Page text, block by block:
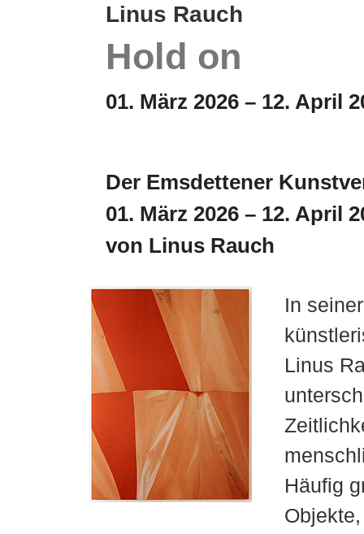
Linus Rauch
Hold on
01. März 2026 – 12. April
Der Emsdettener
01. März 2026 – 12. April
von Linus Rauch
In
Linus
Häufig